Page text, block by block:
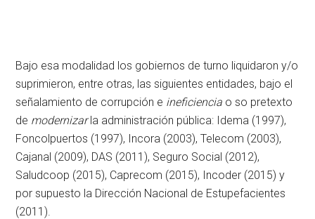
Bajo esa modalidad los gobiernos de turno liquidaron y/o
suprimieron, entre otras, las siguientes entidades, bajo el
señalamiento de corrupción e ineficiencia o so pretexto
de modernizarla administración pública: Idema (1997),
Foncolpuertos (1997), Incora (2003), Telecom (2003),
Cajanal (2009), DAS (2011), Seguro Social (2012),
Saludcoop (2015), Caprecom (2015), Incoder (2015) y
por supuesto la Dirección Nacional de Estupefacientes
(2011).